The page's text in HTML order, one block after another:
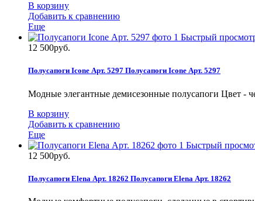
В корзину
Добавить к сравнению
Еще
Быстрый
12 500руб.
Полусапоги Icone Арт. 5297 Полусапоги Icone Арт. 5297
Модные элегантные демисезонные полусапоги Цвет -
В корзину
Добавить к сравнению
Еще
Быстрый
12 500руб.
Полусапоги Elena Арт. 18262 Полусапоги Elena Арт. 18262